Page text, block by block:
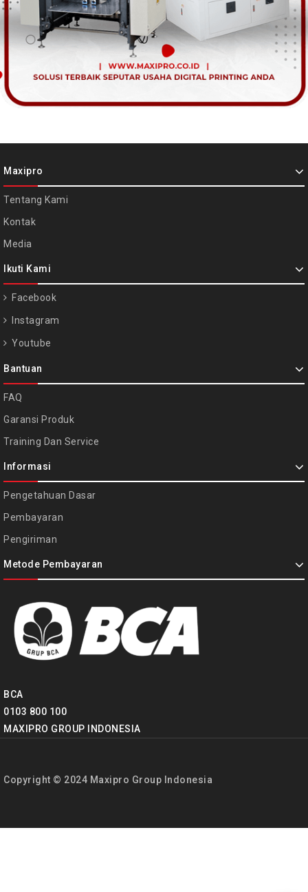
Maxipro
Tentang Kami
Kontak
Media
Ikuti Kami
Facebook
Instagram
Youtube
Bantuan
FAQ
Garansi Produk
Training Dan Service
Informasi
Pengetahuan Dasar
Pembayaran
Pengiriman
Metode Pembayaran
BCA
0103 800 100
MAXIPRO GROUP INDONESIA
Copyright © 2024 Maxipro Group Indonesia